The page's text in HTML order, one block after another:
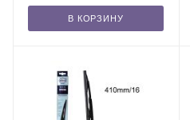
В КОРЗИНУ